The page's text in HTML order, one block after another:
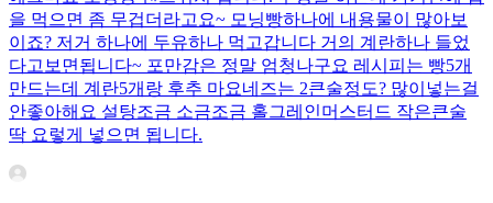
을 먹으면 좀 무겁더라고요~ 모닝빵하나에 내용물이 많아보
이죠? 저거 하나에 두유하나 먹고갑니다 거의 계란하나 들었
다고보면됩니다~ 포만감은 정말 엄청나구요 레시피는 빵5개
만드는데 계란5개랑 후추 마요네즈는 2큰술정도? 많이넣는걸
안좋아해요 설탕조금 소금조금 홀그레인머스터드 작은큰술
딱 요렇게 넣으면 됩니다.